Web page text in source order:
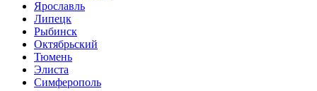
Ярославль
Липецк
Рыбинск
Октябрьский
Тюмень
Элиста
Симферополь